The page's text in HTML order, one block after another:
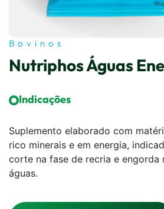
Bovinos
Nutriphos Águas
Indicações
Suplemento elaborado com
rico minerais e em energia,
corte na fase de recria e engorda
águas.